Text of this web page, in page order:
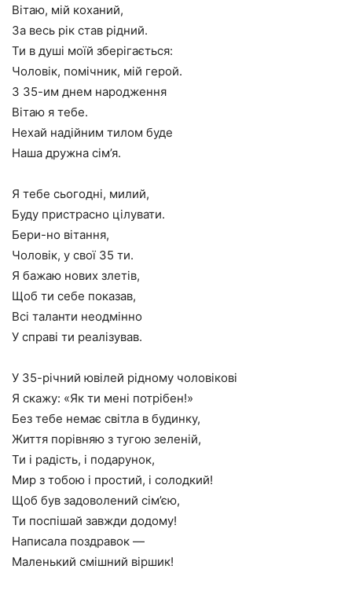
Вітаю, мій коханий,
За весь рік став рідний.
Ти в душі моїй зберігається:
Чоловік, помічник, мій герой.
З 35-им днем народження
Вітаю я тебе.
Нехай надійним тилом буде
Наша дружна сім’я.
Я тебе сьогодні, милий,
Буду пристрасно цілувати.
Бери-но вітання,
Чоловік, у свої 35 ти.
Я бажаю нових злетів,
Щоб ти себе показав,
Всі таланти неодмінно
У справі ти реалізував.
У 35-річний ювілей рідному чоловікові
Я скажу: «Як ти мені потрібен!»
Без тебе немає світла в будинку,
Життя порівняю з тугою зеленій,
Ти і радість, і подарунок,
Мир з тобою і простий, і солодкий!
Щоб був задоволений сім’єю,
Ти поспішай завжди додому!
Написала поздравок —
Маленький смішний віршик!